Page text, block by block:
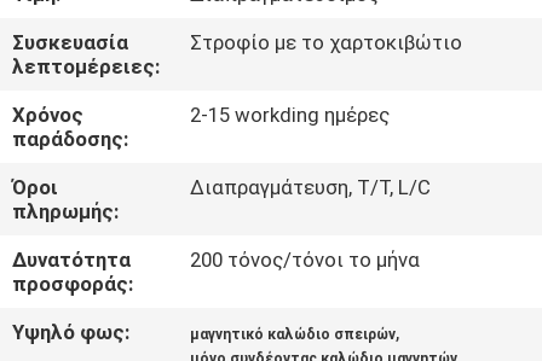
ΕΛΆΤΕ
ΣΕ
ΕΠΑΦΉ
ΜΕ
ΕΙΔΉΣΕΙΣ
ΖΗΤΉΣΤΕ
Συσκευασία
λεπτομέρειες:
Στροφίο με το χαρτοκιβώτιο
Χρόνος
παράδοσης:
2-15 workding ημέρες
Όροι
πληρωμής:
Διαπραγμάτευση, T/T, L/C
Δυνατότητα
προσφοράς:
200 τόνος/τόνοι το μήνα
Υψηλό φως: μαγνητικό καλώδιο σπειρών,